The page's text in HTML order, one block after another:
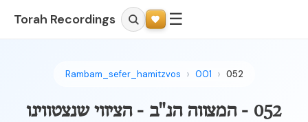
Torah Recordings ☰
Rambam_sefer_hamitzvos 001 052
052 - המצווה הנ"ב - הציווי שנצטווינו